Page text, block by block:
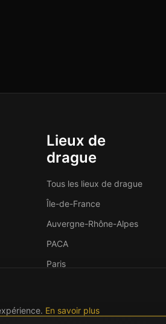
Lieux de
drague
Tous les lieux de drague
Île-de-France
Auvergne-Rhône-Alpes
PACA
Paris
En savoir plus